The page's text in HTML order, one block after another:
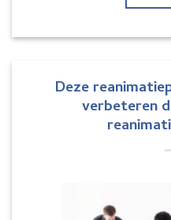
Deze
verbeteren